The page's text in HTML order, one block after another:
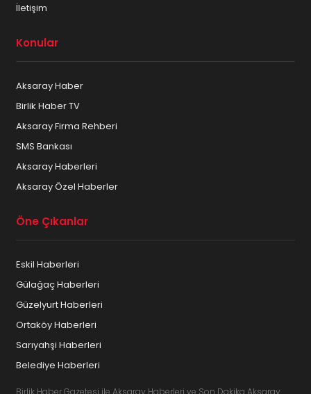
İletişim
Konular
Aksaray Haber
Birlik Haber TV
Aksaray Firma Rehberi
SMS Bankası
Aksaray Haberleri
Aksaray Özel Haberler
Öne Çıkanlar
Eskil Haberleri
Gülağaç Haberleri
Güzelyurt Haberleri
Ortaköy Haberleri
Sarıyahşi Haberleri
Belediye Haberleri